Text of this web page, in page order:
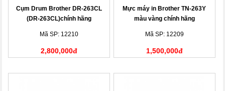
Cụm Drum Brother DR-263CL
(DR-263CL)chính hãng
Mã SP: 12210
2,800,000đ
Mực máy in Brother TN-263Y
màu vàng chính hãng
Mã SP: 12209
1,500,000đ